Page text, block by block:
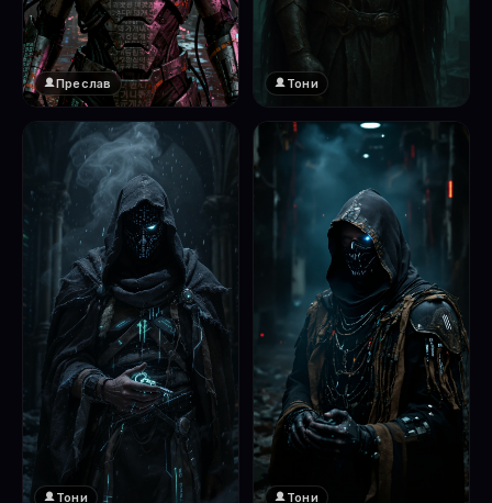
❤️
Преслав Тони
Тони Тони